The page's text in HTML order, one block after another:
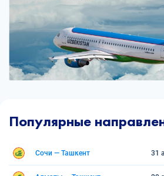
Популярные
Сочи — Ташкент 31